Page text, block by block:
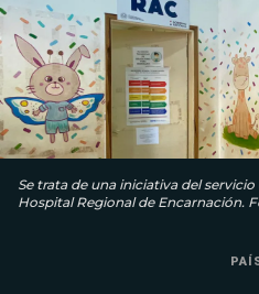
Se trata de una iniciativa del
Hospital Regional de Encarnación.